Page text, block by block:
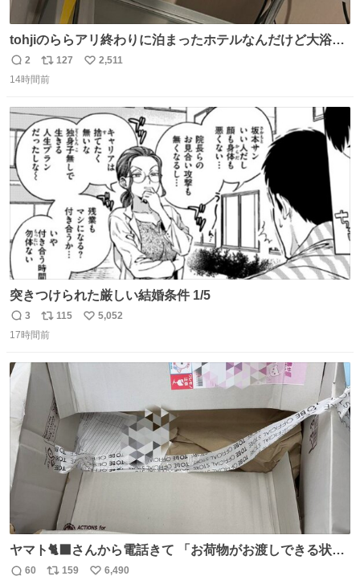
tohjiのららアリ終わりに泊まったホテルなんだけど大浴場
にアイス置いてあって バニラがこれだった 粋な計らいあり
がとう
返
信
2
リ
ポ
ト
数
127
い
数
2,511
14時間前
突きつけられた厳しい結婚条件 1/5
返
信
3
リ
ポ
ト
115
い
5,052
17時間前
ヤマト🐈‍⬛さんから電話きて 「お荷物がお渡しできる状況
でない程潰れてまして」って えっ😳 見に行くとこの状態
60 159 6,490